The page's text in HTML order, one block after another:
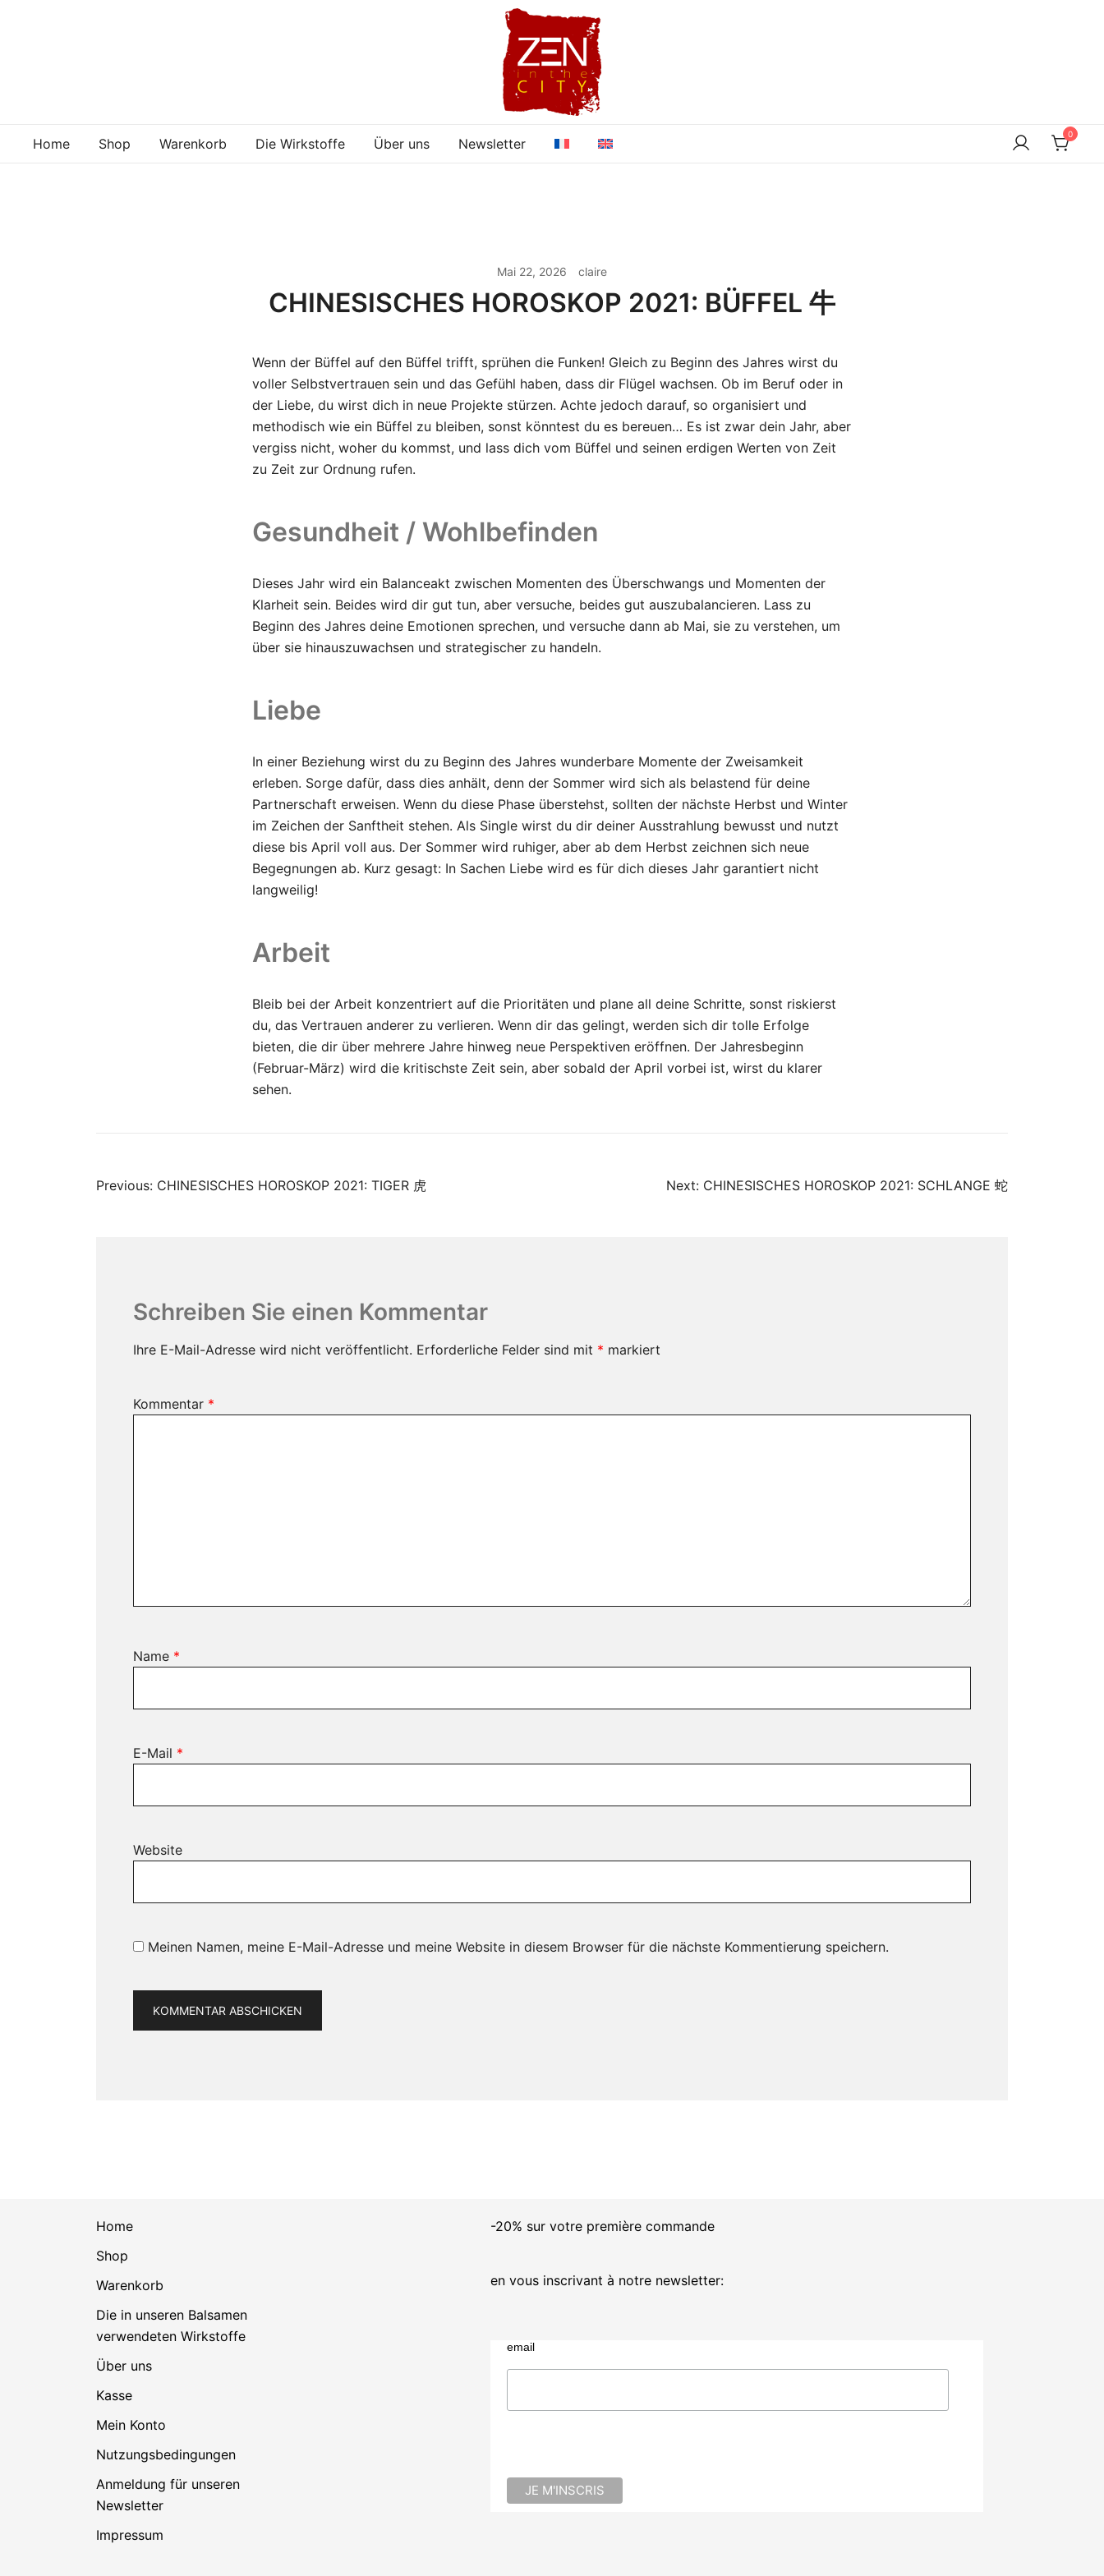
Home Shop Warenkorb Die Wirkstoffe Über uns Newsletter
0
Mai 22, 2026 claire
CHINESISCHES HOROSKOP 2021: BÜFFEL 牛
Wenn der Büffel auf den Büffel trifft, sprühen die Funken! Gleich zu Beginn des Jahres wirst du
voller Selbstvertrauen sein und das Gefühl haben, dass dir Flügel wachsen. Ob im Beruf oder in
der Liebe, du wirst dich in neue Projekte stürzen. Achte jedoch darauf, so organisiert und
methodisch wie ein Büffel zu bleiben, sonst könntest du es bereuen… Es ist zwar dein Jahr, aber
vergiss nicht, woher du kommst, und lass dich vom Büffel und seinen erdigen Werten von Zeit
zu Zeit zur Ordnung rufen.
Gesundheit / Wohlbefinden
Dieses Jahr wird ein Balanceakt zwischen Momenten des Überschwangs und Momenten der
Klarheit sein. Beides wird dir gut tun, aber versuche, beides gut auszubalancieren. Lass zu
Beginn des Jahres deine Emotionen sprechen, und versuche dann ab Mai, sie zu verstehen, um
über sie hinauszuwachsen und strategischer zu handeln.
Liebe
In einer Beziehung wirst du zu Beginn des Jahres wunderbare Momente der Zweisamkeit
erleben. Sorge dafür, dass dies anhält, denn der Sommer wird sich als belastend für deine
Partnerschaft erweisen. Wenn du diese Phase überstehst, sollten der nächste Herbst und Winter
im Zeichen der Sanftheit stehen. Als Single wirst du dir deiner Ausstrahlung bewusst und nutzt
diese bis April voll aus. Der Sommer wird ruhiger, aber ab dem Herbst zeichnen sich neue
Begegnungen ab. Kurz gesagt: In Sachen Liebe wird es für dich dieses Jahr garantiert nicht
langweilig!
Arbeit
Bleib bei der Arbeit konzentriert auf die Prioritäten und plane all deine Schritte, sonst riskierst
du, das Vertrauen anderer zu verlieren. Wenn dir das gelingt, werden sich dir tolle Erfolge
bieten, die dir über mehrere Jahre hinweg neue Perspektiven eröffnen. Der Jahresbeginn
(Februar-März) wird die kritischste Zeit sein, aber sobald der April vorbei ist, wirst du klarer
sehen.
Beitrags-
Previous: CHINESISCHES HOROSKOP 2021: TIGER 虎 Next: CHINESISCHES HOROSKOP 2021: SCHLANGE 蛇
Schreiben Sie einen Kommentar
Ihre E-Mail-Adresse wird nicht veröffentlicht. Erforderliche Felder sind mit * markiert
Kommentar *
Name *
E-Mail *
Website
Meinen Namen, meine E-Mail-Adresse und meine Website in diesem Browser für die nächste Kommentierung speichern.
Home
Shop
Warenkorb
Die in unseren Balsamen
verwendeten Wirkstoffe
Über uns
Kasse
Mein Konto
Nutzungsbedingungen
Anmeldung für unseren
Newsletter
Impressum
-20% sur votre première commande
en vous inscrivant à notre newsletter:
email